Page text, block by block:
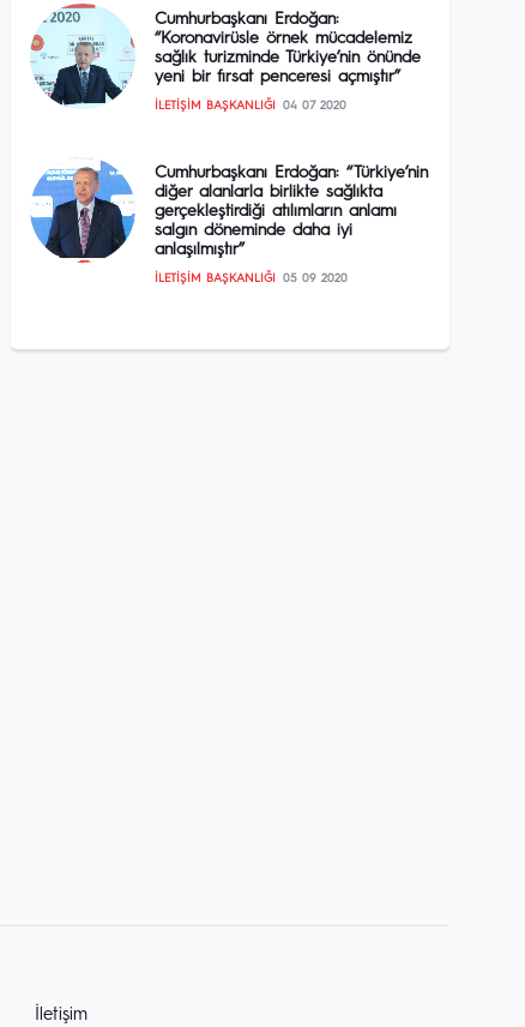
Cumhurbaşkanı Erdoğan:
“Koronavirüsle örnek mücadelemiz
sağlık turizminde Türkiye’nin önünde
yeni bir fırsat penceresi açmıştır”
İLETIŞIM BAŞKANLIĞI 04 07 2020
Cumhurbaşkanı Erdoğan: “Türkiye’nin
diğer alanlarla birlikte sağlıkta
gerçekleştirdiği atılımların anlamı
salgın döneminde daha iyi
anlaşılmıştır”
İLETIŞIM BAŞKANLIĞI 05 09 2020
İletişim